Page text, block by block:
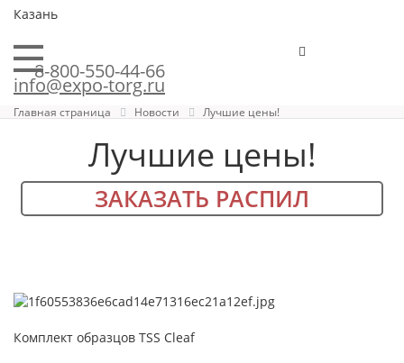
Казань
8-800-550-44-66
info@expo-torg.ru
Главная страница Новости Лучшие цены!
Лучшие цены!
ЗАКАЗАТЬ РАСПИЛ
Комплект образцов TSS Cleaf